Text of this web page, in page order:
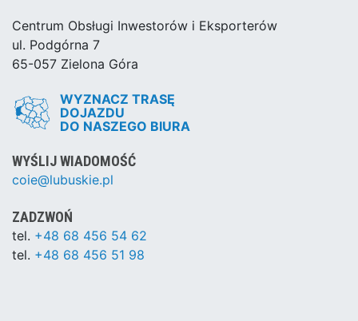
Centrum Obsługi Inwestorów i Eksporterów
ul. Podgórna 7
65-057 Zielona Góra
WYZNACZ TRASĘ
DOJAZDU
DO NASZEGO BIURA
WYŚLIJ WIADOMOŚĆ
coie@lubuskie.pl
ZADZWOŃ
tel. +48 68 456 54 62
tel. +48 68 456 51 98